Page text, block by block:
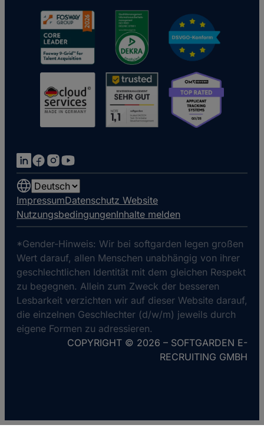
Choose
a
language
ImpressumDatenschutz Website
NutzungsbedingungenInhalte melden
*Gender-Hinweis: Wir bei softgarden legen großen
Wert darauf, allen Menschen unabhängig von ihrer
geschlechtlichen Identität mit dem gleichen Respekt
zu begegnen. Allein zum Zweck der besseren
Lesbarkeit verzichten wir auf dieser Website darauf,
die einzelnen Geschlechter (d/w/m) jeweils durch
eigene Formen zu adressieren.
COPYRIGHT © 2026 – SOFTGARDEN E-
RECRUITING GMBH